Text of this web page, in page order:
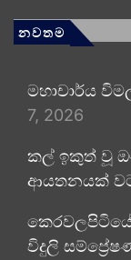
නවතම
මහාචාර්ය
7, 2026
කල් ඉකුත් වූ
ආයතනයක්
විදුලි